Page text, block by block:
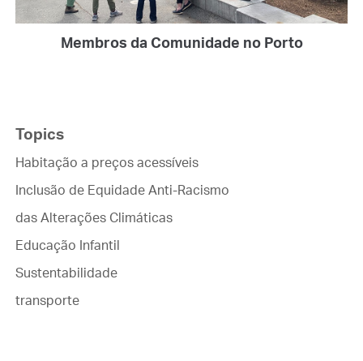
Membros da Comunidade no Porto
Topics
Habitação a preços acessíveis
Inclusão de Equidade Anti-Racismo
das Alterações Climáticas
Educação Infantil
Sustentabilidade
transporte